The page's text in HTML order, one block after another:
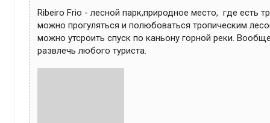
Ribeiro Frio - лесной парк,природное место,  где есть
можно прогуляться и полюбоваться тропическим
можно утсроить спуск по каньону горной реки.
развлечь любого туриста.